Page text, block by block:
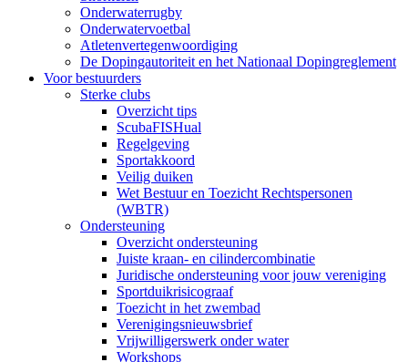
Onderwaterrugby
Onderwatervoetbal
Atletenvertegenwoordiging
De Dopingautoriteit en het Nationaal Dopingreglement
Voor bestuurders
Sterke clubs
Overzicht tips
ScubaFISHual
Regelgeving
Sportakkoord
Veilig duiken
Wet Bestuur en Toezicht Rechtspersonen
(WBTR)
Ondersteuning
Overzicht ondersteuning
Juiste kraan- en cilindercombinatie
Juridische ondersteuning voor jouw vereniging
Sportduikrisicograaf
Toezicht in het zwembad
Verenigingsnieuwsbrief
Vrijwilligerswerk onder water
Workshops